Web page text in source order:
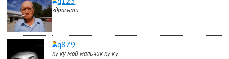
здрасьти
q879
ку ку мой мальчик ку ку